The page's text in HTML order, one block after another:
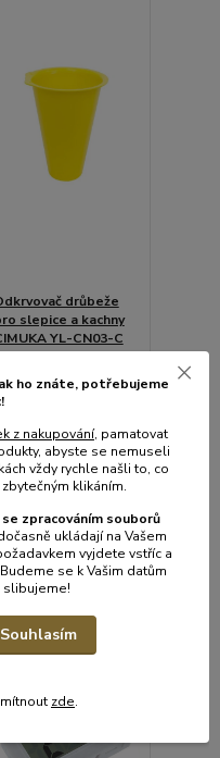
drůbeže
slepice a kachny
YL-CN03-C
Kč/ks
Kčbez
odešleme do 2-3
Přidat do košíku
ho znáte, potřebujeme
z nakupování, pamatovat
abyste se nemuseli
vždy rychle našli to, co
klikáním.
e zpracováním souborů
ukládají na Vašem
vyjdete vstříc a
se k Vašim datům
slibujeme!
Souhlasím
zde.